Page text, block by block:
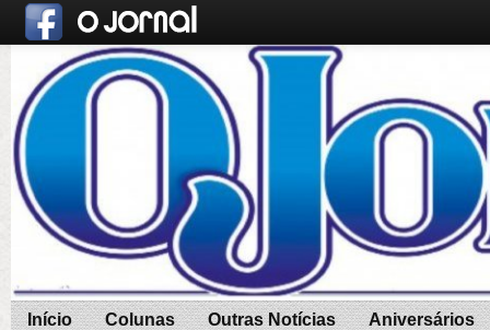
Início Colunas Outras Notícias Aniversários